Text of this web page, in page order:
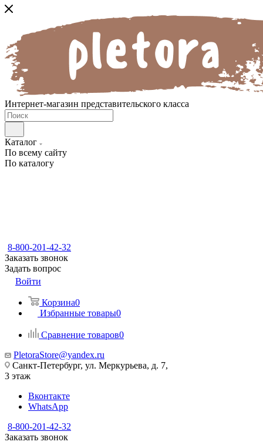
Интернет-магазин представительского класса
Каталог
По всему сайту
По каталогу
8-800-201-42-32
Заказать звонок
Задать вопрос
Войти
Корзина0
Избранные товары0
Сравнение товаров0
PletoraStore@yandex.ru
Санкт-Петербург, ул. Меркурьева, д. 7,
3 этаж
Вконтакте
WhatsApp
8-800-201-42-32
Заказать звонок